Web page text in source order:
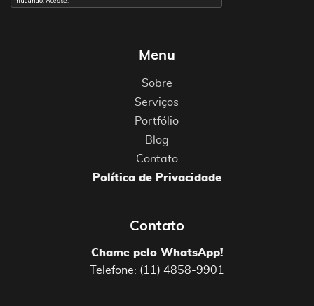
Menu
Sobre
Serviços
Portfólio
Blog
Contato
Política de Privacidade
Contato
Chame pelo WhatsApp!
Telefone: (11) 4858-9901